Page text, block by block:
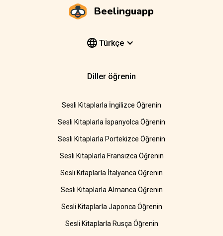
Beelinguapp
Türkçe
Diller öğrenin
Sesli Kitaplarla İngilizce Öğrenin
Sesli Kitaplarla İspanyolca Öğrenin
Sesli Kitaplarla Portekizce Öğrenin
Sesli Kitaplarla Fransızca Öğrenin
Sesli Kitaplarla İtalyanca Öğrenin
Sesli Kitaplarla Almanca Öğrenin
Sesli Kitaplarla Japonca Öğrenin
Sesli Kitaplarla Rusça Öğrenin